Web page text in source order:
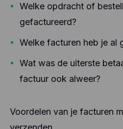
Welke opdracht of
gefactureerd?
Welke facturen heb je al
Wat was de uiterste
factuur ook alweer?
Voordelen van je facturen